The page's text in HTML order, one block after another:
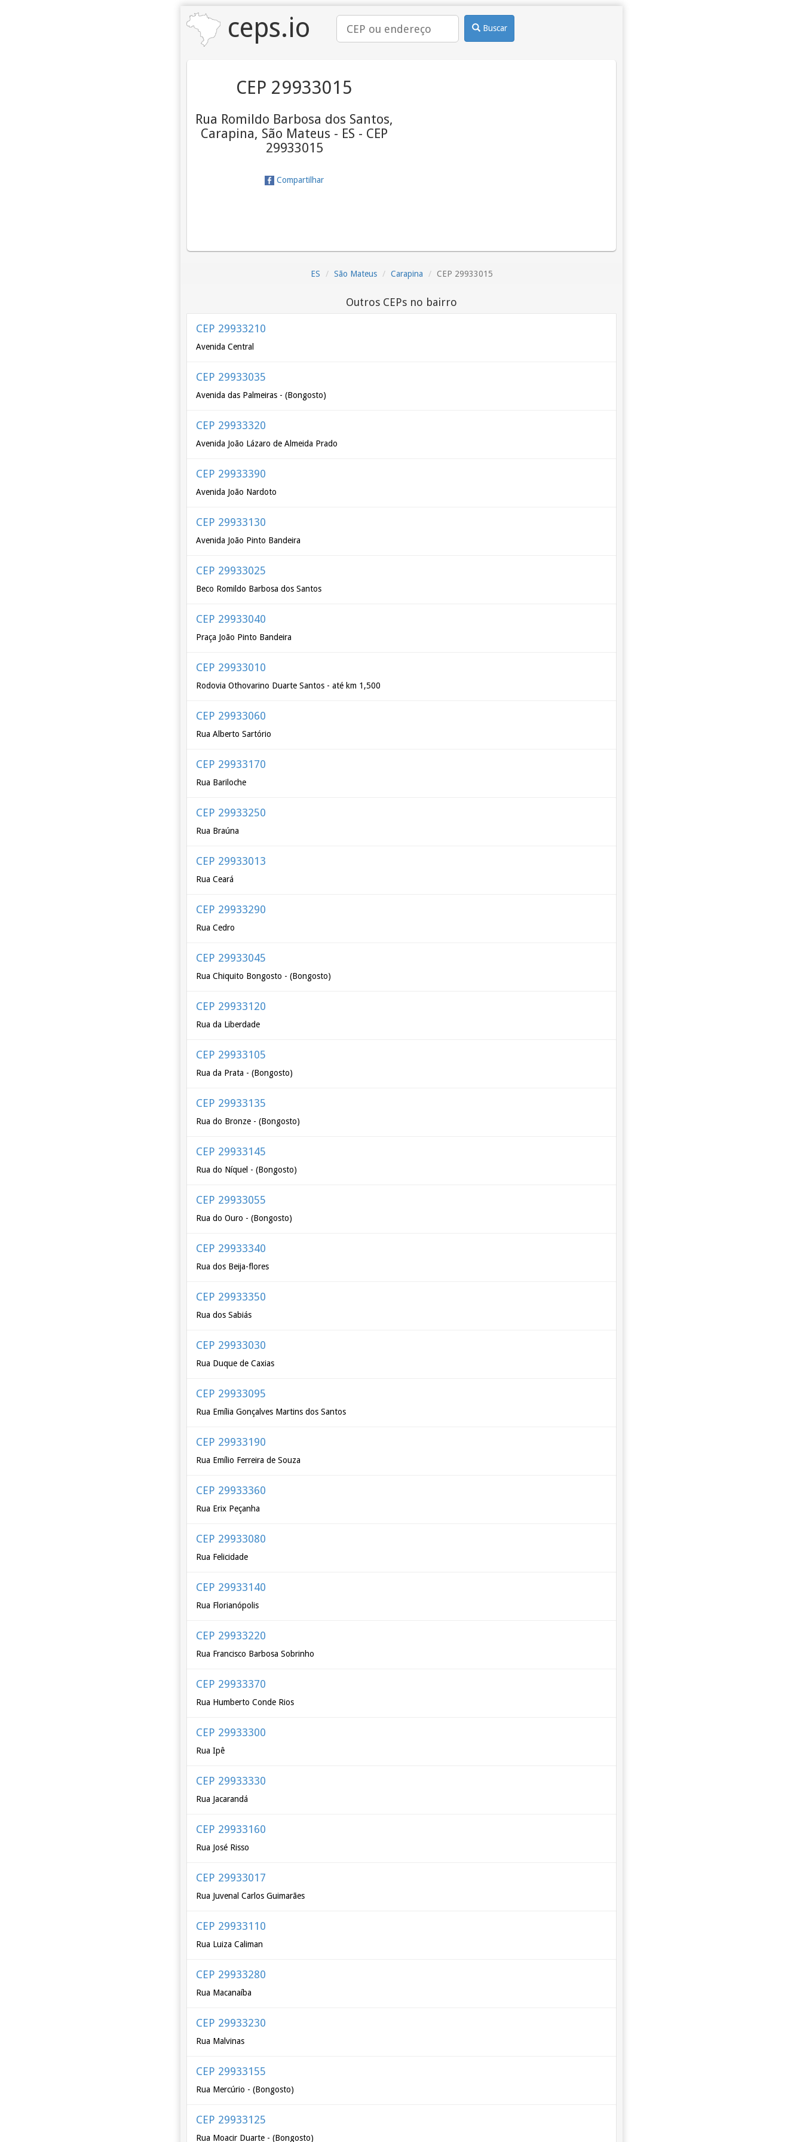
ceps.io Buscar
CEP 29933015
Rua Romildo Barbosa dos Santos,
Carapina, São Mateus - ES - CEP
29933015
Compartilhar
ES São Mateus Carapina CEP 29933015
Outros CEPs no bairro
CEP 29933210
Avenida Central
CEP 29933035
Avenida das Palmeiras - (Bongosto)
CEP 29933320
Avenida João Lázaro de Almeida Prado
CEP 29933390
Avenida João Nardoto
CEP 29933130
Avenida João Pinto Bandeira
CEP 29933025
Beco Romildo Barbosa dos Santos
CEP 29933040
Praça João Pinto Bandeira
CEP 29933010
Rodovia Othovarino Duarte Santos - até km 1,500
CEP 29933060
Rua Alberto Sartório
CEP 29933170
Rua Bariloche
CEP 29933250
Rua Braúna
CEP 29933013
Rua Ceará
CEP 29933290
Rua Cedro
CEP 29933045
Rua Chiquito Bongosto - (Bongosto)
CEP 29933120
Rua da Liberdade
CEP 29933105
Rua da Prata - (Bongosto)
CEP 29933135
Rua do Bronze - (Bongosto)
CEP 29933145
Rua do Níquel - (Bongosto)
CEP 29933055
Rua do Ouro - (Bongosto)
CEP 29933340
Rua dos Beija-flores
CEP 29933350
Rua dos Sabiás
CEP 29933030
Rua Duque de Caxias
CEP 29933095
Rua Emília Gonçalves Martins dos Santos
CEP 29933190
Rua Emílio Ferreira de Souza
CEP 29933360
Rua Erix Peçanha
CEP 29933080
Rua Felicidade
CEP 29933140
Rua Florianópolis
CEP 29933220
Rua Francisco Barbosa Sobrinho
CEP 29933370
Rua Humberto Conde Rios
CEP 29933300
Rua Ipê
CEP 29933330
Rua Jacarandá
CEP 29933160
Rua José Risso
CEP 29933017
Rua Juvenal Carlos Guimarães
CEP 29933110
Rua Luiza Caliman
CEP 29933280
Rua Macanaíba
CEP 29933230
Rua Malvinas
CEP 29933155
Rua Mercúrio - (Bongosto)
CEP 29933125
Rua Moacir Duarte - (Bongosto)